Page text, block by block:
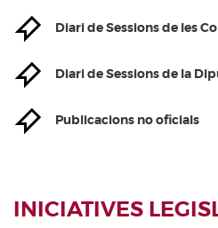
Diari de Sessions de les
Diari de Sessions de la
Publicacions no oficials
INICIATIVES